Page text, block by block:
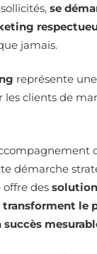
se
jamais.
représente
les clients de
démarche
des
transforment le